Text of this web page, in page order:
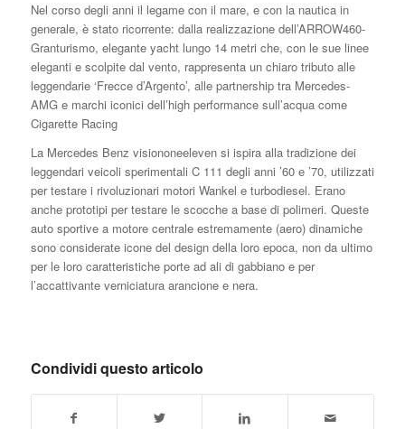
Nel corso degli anni il legame con il mare, e con la nautica in
generale, è stato ricorrente: dalla realizzazione dell’ARROW460-
Granturismo, elegante yacht lungo 14 metri che, con le sue linee
eleganti e scolpite dal vento, rappresenta un chiaro tributo alle
leggendarie ‘Frecce d’Argento’, alle partnership tra Mercedes-
AMG e marchi iconici dell’high performance sull’acqua come
Cigarette Racing
La Mercedes Benz visiononeeleven si ispira alla tradizione dei
leggendari veicoli sperimentali C 111 degli anni ’60 e ’70, utilizzati
per testare i rivoluzionari motori Wankel e turbodiesel. Erano
anche prototipi per testare le scocche a base di polimeri. Queste
auto sportive a motore centrale estremamente (aero) dinamiche
sono considerate icone del design della loro epoca, non da ultimo
per le loro caratteristiche porte ad ali di gabbiano e per
l’accattivante verniciatura arancione e nera.
Condividi questo articolo